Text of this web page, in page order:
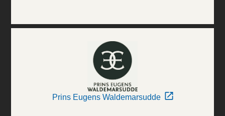
Prins Eugens Waldemarsudde